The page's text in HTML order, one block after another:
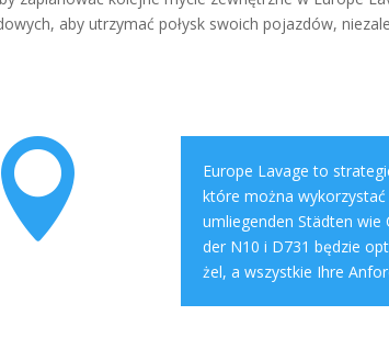
aby utrzymać połysk swoich pojazdów,

Europe Lavage to
które można
umliegenden Städten wie
der N10 i D731 będzie
żel, a wszystkie Ihre